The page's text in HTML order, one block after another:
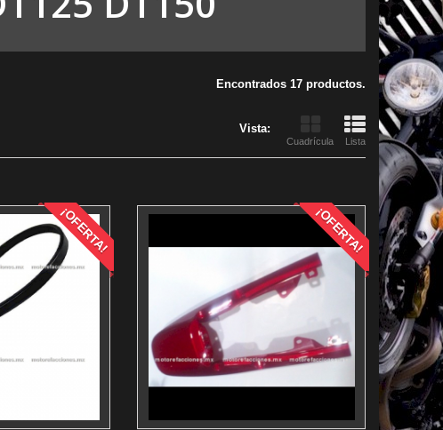
Encontrados 17 productos.
Vista:
Cuadrícula Lista
¡OFERTA! ¡OFERTA!